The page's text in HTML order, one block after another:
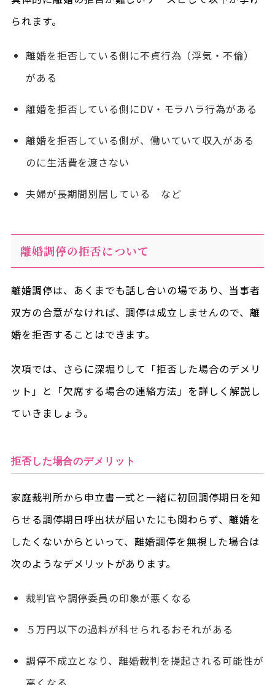
られます。
離婚を拒否している側に不貞行為（浮気・不倫）
がある
離婚を拒否している側にDV・モラハラ行為がある
離婚を拒否している側が、働いていて収入がある
のに生活費を渡さない
夫婦が長期間別居している など
離婚調停の拒否について
離婚調停は、あくまでも話し合いの場であり、当事者
双方の合意がなければ、調停は成立しませんので、離
婚を拒否することはできます。
次項では、さらに深堀りして「拒否した場合のデメリ
ット」と「欠席する場合の連絡方法」を詳しく解説し
ていきましょう。
拒否した場合のデメリット
家庭裁判所から申立書一式と一緒に初回調停期日を知
らせる調停期日呼出状が届いたにも関わらず、離婚を
したくないからといって、離婚調停を無視した場合は
次のようなデメリットがあります。
裁判官や調停委員の印象が悪くなる
５万円以下の過料が科せられるおそれがある
調停不成立となり、離婚裁判を提起される可能性が